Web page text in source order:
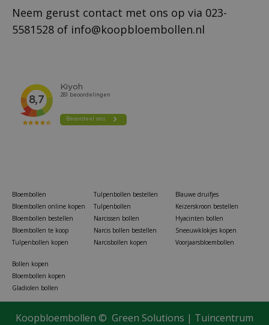
Neem gerust contact met ons op via 023-
5581528 of info@koopbloembollen.nl
Bloembollen
Bloembollen online kopen
Bloembollen bestellen
Bloembollen te koop
Tulpenbollen kopen
Tulpenbollen bestellen
Tulpenbollen
Narcissen bollen
Narcis bollen bestellen
Narcisbollen kopen
Blauwe druifjes
Keizerskroon bestellen
Hyacinten bollen
Sneeuwklokjes kopen
Voorjaarsbloembollen
Bollen kopen
Bloembollen kopen
Gladiolen bollen
Koopbloembollen © Green Solutions | Tuincentrum